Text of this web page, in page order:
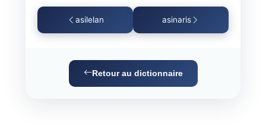
asilelan asinaris
Retour au dictionnaire